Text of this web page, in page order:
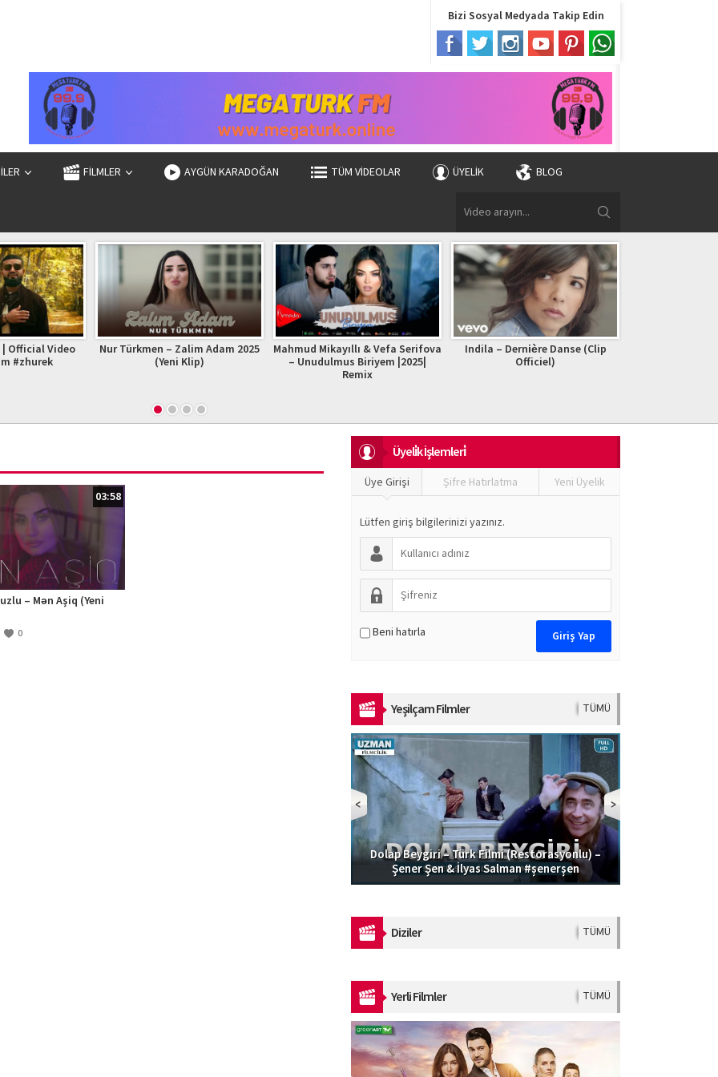
Bizi Sosyal Medyada Takip Edin
FİLMLER AYGÜN KARADOĞAN TÜM VIDEOLAR ÜYELIK BLOG
Official Video
#zhurek
Nur Türkmen – Zalim Adam 2025
(Yeni Klip)
Mahmud Mikayıllı & Vefa Serifova
– Unudulmus Biriyem |2025|
Remix
Indila – Dernière Danse (Clip
Officiel)
03:58
– Mən Aşiq (Yeni
0
Üyeli̇k İşlemleri̇
Üye Girişi Şifre Hatırlatma Yeni Üyelik
Lütfen giriş bilgilerinizi yazınız.
Beni hatırla
Yeşilçam Filmler TÜMÜ
Dolap Beygiri – Türk Filmi (Restorasyonlu) –
Şener Şen & İlyas Salman #şenerşen
Diziler TÜMÜ
Yerli Filmler TÜMÜ